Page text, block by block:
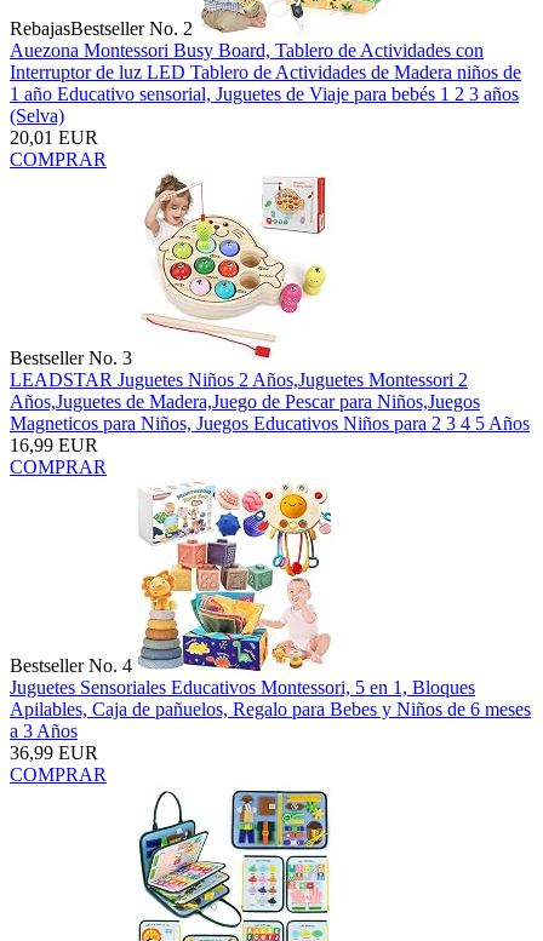
RebajasBestseller No. 2
Auezona Montessori Busy Board, Tablero de Actividades con
Interruptor de luz LED Tablero de Actividades de Madera niños de
1 año Educativo sensorial, Juguetes de Viaje para bebés 1 2 3 años
(Selva)
20,01 EUR
COMPRAR
Bestseller No. 3
LEADSTAR Juguetes Niños 2 Años,Juguetes Montessori 2
Años,Juguetes de Madera,Juego de Pescar para Niños,Juegos
Magneticos para Niños, Juegos Educativos Niños para 2 3 4 5 Años
16,99 EUR
COMPRAR
Bestseller No. 4
Juguetes Sensoriales Educativos Montessori, 5 en 1, Bloques
Apilables, Caja de pañuelos, Regalo para Bebes y Niños de 6 meses
a 3 Años
36,99 EUR
COMPRAR